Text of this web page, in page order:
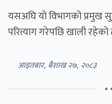
यसअघि यो विभागको प्रमुख
परित्याग गरेपछि खाली रहेको
आइतबार, बैशाख २७, २०८३
•